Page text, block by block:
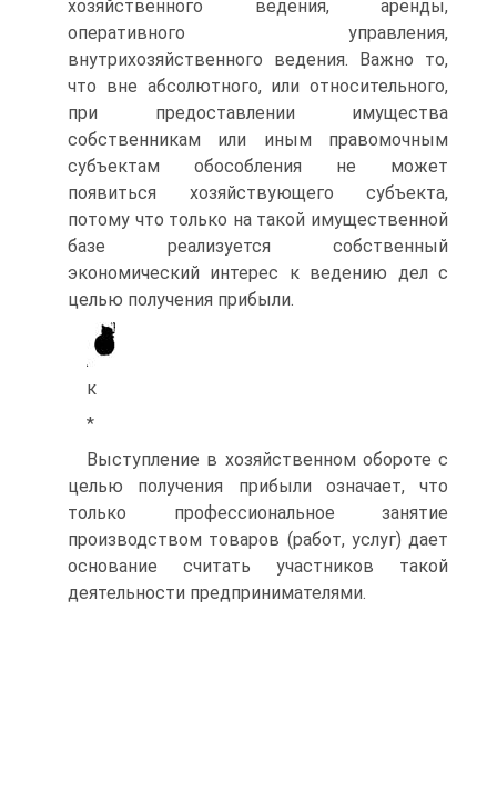
хозяйственного ведения, аренды,
оперативного управления,
внутрихозяйственного ведения. Важно то,
что вне абсолютного, или относительного,
при предоставлении имущества
собственникам или иным правомочным
субъектам обособления не может
появиться хозяйствующего субъекта,
потому что только на такой имущественной
базе реализуется собственный
экономический интерес к ведению дел с
целью получения прибыли.
к
*
Выступление в хозяйственном обороте с
целью получения прибыли означает, что
только профессиональное занятие
производством товаров (работ, услуг) дает
основание считать участников такой
деятельности предпринимателями.